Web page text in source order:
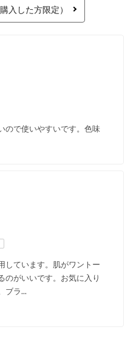
ブライト
入した方限定）
ので使いやすいです。色味
しています。肌がワントー
のがいいです。お気に入り
ブラ...